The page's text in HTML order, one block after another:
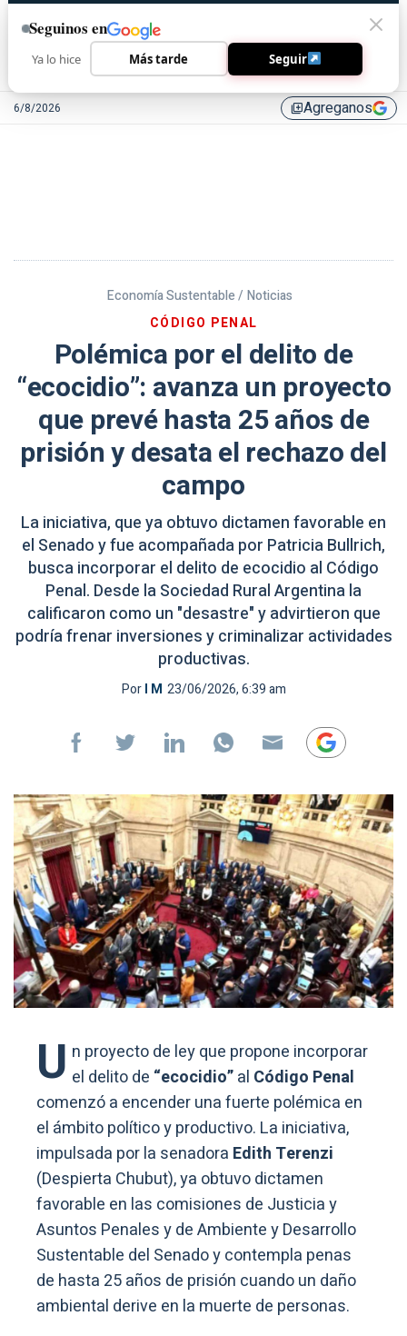
6/8/2026 library_addAgreganos
Economía Sustentable / Noticias
CÓDIGO PENAL
Polémica por el delito de
“ecocidio”: avanza un proyecto
que prevé hasta 25 años de
prisión y desata el rechazo del
campo
La iniciativa, que ya obtuvo dictamen favorable en
el Senado y fue acompañada por Patricia Bullrich,
busca incorporar el delito de ecocidio al Código
Penal. Desde la Sociedad Rural Argentina la
calificaron como un "desastre" y advirtieron que
podría frenar inversiones y criminalizar actividades
productivas.
PorI M 23/06/2026, 6:39 am
U n proyecto de ley que propone incorporar
el delito de “ecocidio”al Código Penal
comenzó a encender una fuerte polémica en
el ámbito político y productivo. La iniciativa,
impulsada por la senadora Edith Terenzi
(Despierta Chubut), ya obtuvo dictamen
favorable en las comisiones de Justicia y
Asuntos Penales y de Ambiente y Desarrollo
Sustentable del Senado y contempla penas
de hasta 25 años de prisión cuando un daño
ambiental derive en la muerte de personas.
Seguinos en
Ya lo hice Más tarde Seguir